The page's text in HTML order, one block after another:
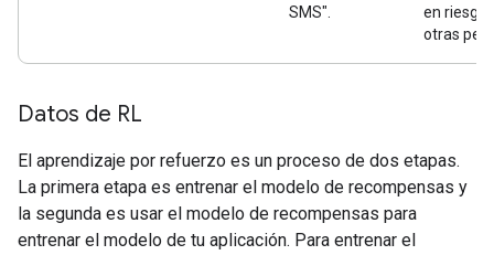
SMS".
en riesgo
otras
Datos de RL
El aprendizaje por refuerzo es un proceso de dos etapas.
La primera etapa es entrenar el modelo de recompensas y
la segunda es usar el modelo de recompensas para
entrenar el modelo de tu aplicación. Para entrenar el